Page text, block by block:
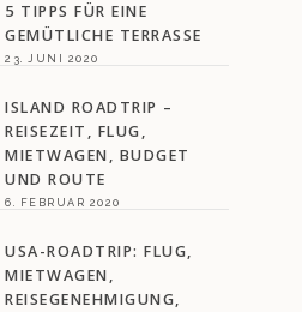
5 TIPPS FÜR EINE
GEMÜTLICHE TERRASSE
23. JUNI 2020
ISLAND ROADTRIP –
REISEZEIT, FLUG,
MIETWAGEN, BUDGET
UND ROUTE
6. FEBRUAR 2020
USA-ROADTRIP: FLUG,
MIETWAGEN,
REISEGENEHMIGUNG,